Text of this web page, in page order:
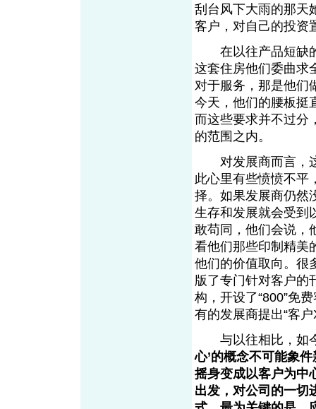
刮台风下大雨的那天
客户，对自己的投资
在以往产品短缺的
这套住房他们委曲求
对于服务，那是他们
今天，他们的腰板挺
而这些要求并不过分
的范围之内。
对发展商而言，这
此心里有些愤愤不平
择。如果发展商仍然
生存和发展就会受到
敢苟同，他们会说，
看他们那些印制精美
他们的价值取向。很
版了专门针对客户的
构，开设了“800”免
有的发展商提出“客
与以往相比，如今
心’的概念不可能象
摇身变成以客户为中
出发，对公司的一切